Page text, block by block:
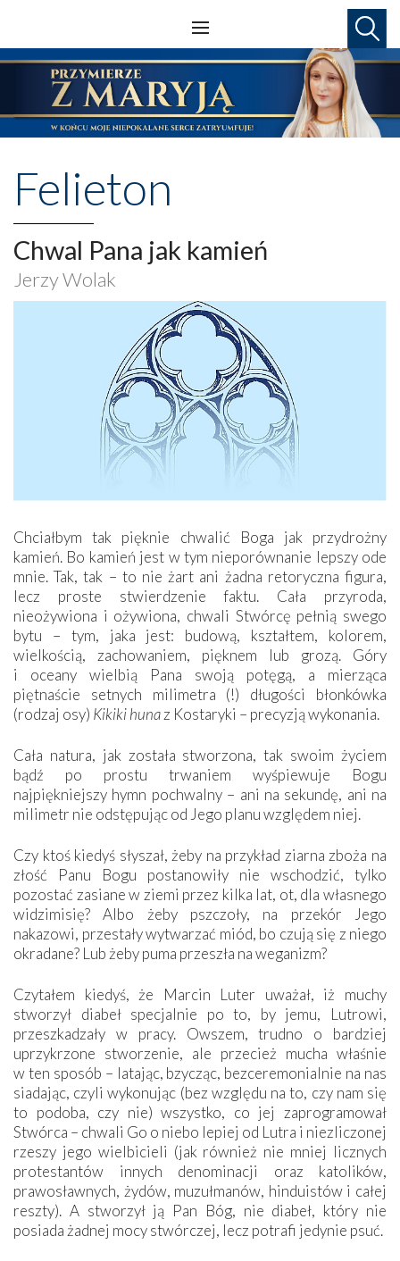
Felieton
Chwal Pana jak kamień
Jerzy Wolak
Chciałbym tak pięknie chwalić Boga jak przydrożny
kamień. Bo kamień jest w tym nieporównanie lepszy ode
mnie. Tak, tak – to nie żart ani żadna retoryczna figura,
lecz proste stwierdzenie faktu. Cała przyroda,
nieożywiona i ożywiona, chwali Stwórcę pełnią swego
bytu – tym, jaka jest: budową, kształtem, kolorem,
wielkością, zachowaniem, pięknem lub grozą. Góry
i oceany wielbią Pana swoją potęgą, a mierząca
piętnaście setnych milimetra (!) długości błonkówka
(rodzaj osy) Kikiki hunaz Kostaryki – precyzją wykonania.
Cała natura, jak została stworzona, tak swoim życiem
bądź po prostu trwaniem wyśpiewuje Bogu
najpiękniejszy hymn pochwalny – ani na sekundę, ani na
milimetr nie odstępując od Jego planu względem niej.
Czy ktoś kiedyś słyszał, żeby na przykład ziarna zboża na
złość Panu Bogu postanowiły nie wschodzić, tylko
pozostać zasiane w ziemi przez kilka lat, ot, dla własnego
widzimisię? Albo żeby pszczoły, na przekór Jego
nakazowi, przestały wytwarzać miód, bo czują się z niego
okradane? Lub żeby puma przeszła na weganizm?
Czytałem kiedyś, że Marcin Luter uważał, iż muchy
stworzył diabeł specjalnie po to, by jemu, Lutrowi,
przeszkadzały w pracy. Owszem, trudno o bardziej
uprzykrzone stworzenie, ale przecież mucha właśnie
w ten sposób – latając, bzycząc, bezceremonialnie na nas
siadając, czyli wykonując (bez względu na to, czy nam się
to podoba, czy nie) wszystko, co jej zaprogramował
Stwórca – chwali Go o niebo lepiej od Lutra i niezliczonej
rzeszy jego wielbicieli (jak również nie mniej licznych
protestantów innych denominacji oraz katolików,
prawosławnych, żydów, muzułmanów, hinduistów i całej
reszty). A stworzył ją Pan Bóg, nie diabeł, który nie
posiada żadnej mocy stwórczej, lecz potrafi jedynie psuć.